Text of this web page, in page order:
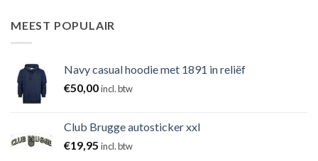
MEEST POPULAIR
Navy casual hoodie met 1891 in reliëf
€50,00incl. btw
Club Brugge autosticker xxl
€19,95 incl. btw